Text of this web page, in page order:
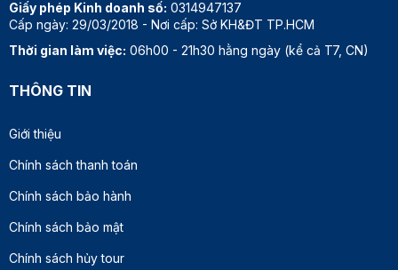
Giấy phép Kinh doanh số: 0314947137
Cấp ngày: 29/03/2018 - Nơi cấp: Sở KH&ĐT TP.HCM
Thời gian làm việc: 06h00 - 21h30 hằng ngày (kể cả T7, CN)
THÔNG TIN
Giới thiệu
Chính sách thanh toán
Chính sách bảo hành
Chính sách bảo mật
Chính sách hủy tour